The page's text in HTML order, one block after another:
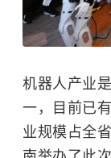
机器人产业
一，目前已
业规模占全